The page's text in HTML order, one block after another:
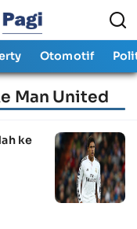
Otomotif
Man United
ke